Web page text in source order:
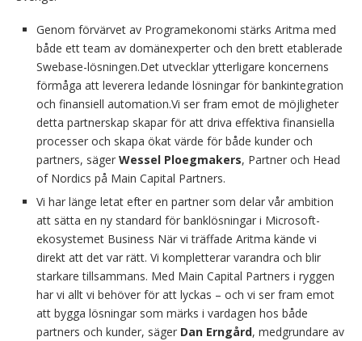
Genom förvärvet av Programekonomi stärks Aritma med
både ett team av domänexperter och den brett etablerade
Swebase-lösningen.Det utvecklar ytterligare koncernens
förmåga att leverera ledande lösningar för bankintegration
och finansiell automation.Vi ser fram emot de möjligheter
detta partnerskap skapar för att driva effektiva finansiella
processer och skapa ökat värde för både kunder och
partners, säger Wessel Ploegmakers, Partner och Head
of Nordics på Main Capital Partners.
Vi har länge letat efter en partner som delar vår ambition
att sätta en ny standard för banklösningar i Microsoft-
ekosystemet Business När vi träffade Aritma kände vi
direkt att det var rätt. Vi kompletterar varandra och blir
starkare tillsammans. Med Main Capital Partners i ryggen
har vi allt vi behöver för att lyckas – och vi ser fram emot
att bygga lösningar som märks i vardagen hos både
partners och kunder, säger Dan Erngård, medgrundare av